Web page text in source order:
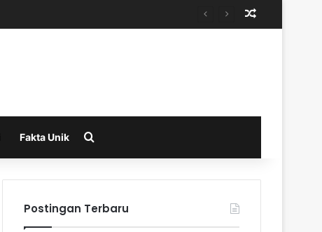
Fakta Unik
Postingan Terbaru